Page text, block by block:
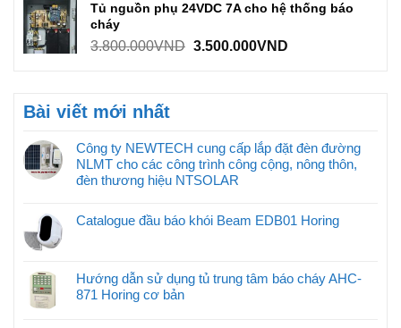
Tủ nguồn phụ 24VDC 7A cho hệ thống báo
cháy
3.800.000VND 3.500.000VND
Bài viết mới nhất
Công ty NEWTECH cung cấp lắp đặt đèn đường
NLMT cho các công trình công cộng, nông thôn,
đèn thương hiệu NTSOLAR
Catalogue đầu báo khói Beam EDB01 Horing
Hướng dẫn sử dụng tủ trung tâm báo cháy AHC-
871 Horing cơ bản